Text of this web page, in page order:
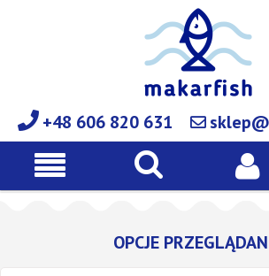
+48 606 820 631
OPCJE